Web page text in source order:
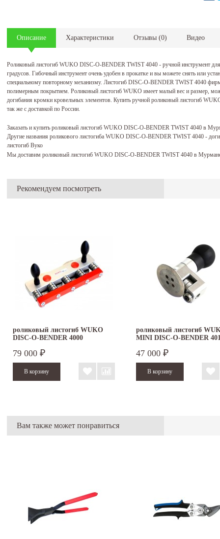
Описание Характеристики Отзывы (0) Видео
Роликовый листогиб WUKO DISC-O-BENDER TWIST 4040 - ручной инструмент для
градусов. Гибочный инструмент очень удобен в прокатке и вы можете снять или
специальному повторному механизму. Листогиб DISC-O-BENDER TWIST 4040
полимерным покрытием. Роликовый листогиб WUKO имеет малый вес и размер,
догибания кромки кровельных элементов. Купить ручной роликовый листогиб
так же с доставкой по России.
Заказать и купить роликовый листогиб WUKO DISC-O-BENDER TWIST 4040 в
Другие названия роликового листогиба WUKO DISC-O-BENDER TWIST 4040 -
листогиб Вуко
Мы доставим роликовый листогиб WUKO DISC-O-BENDER TWIST 4040 в
Рекомендуем посмотреть
роликовый листогиб WUKO
DISC-O-BENDER 4000
79 000 ₽
роликовый листогиб
MINI DISC-O-BENDER
47 000 ₽
Вам также может понравиться